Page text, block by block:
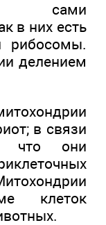
сами
в них есть
рибосомы.
делением
в связи
что они
клеток